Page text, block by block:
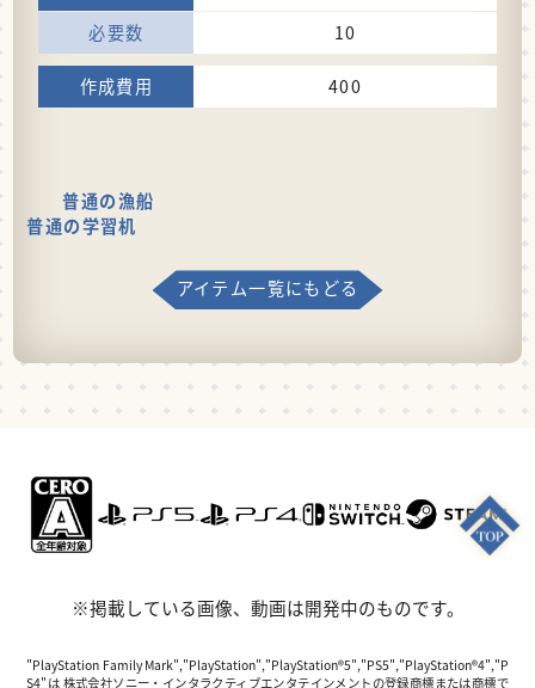
10
400
普通の漁船
普通の学習机
アイテム一覧にもどる
※掲載している画像、動画は開発中のものです。
"PlayStation Family Mark","PlayStation","PlayStation®5","PS5","PlayStation®4","P
S4"は 株式会社ソニー・インタラクティブエンタテインメントの登録商標または商標で